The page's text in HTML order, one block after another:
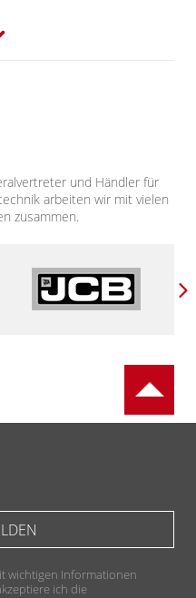
und Händler für
arbeiten wir mit vielen
zusammen.
wichtigen Informationen
ich die